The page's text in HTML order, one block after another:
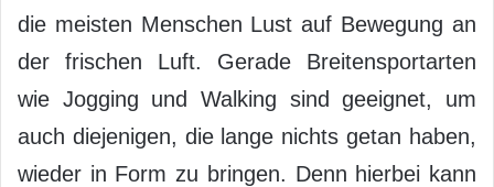
die meisten Menschen Lust auf Bewegung an
der frischen Luft. Gerade Breitensportarten
wie Jogging und Walking sind geeignet, um
auch diejenigen, die lange nichts getan haben,
wieder in Form zu bringen. Denn hierbei kann